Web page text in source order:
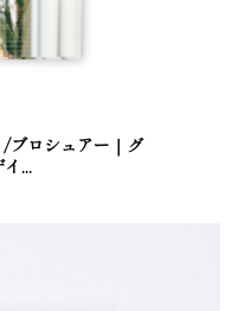
ロシュアー｜グ
...